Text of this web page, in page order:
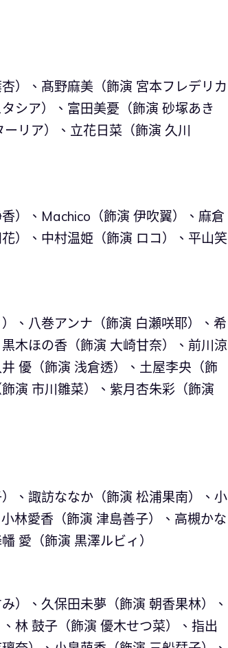
）、髙野麻美（飾演 宮本フレデリカ
シア）、富田美憂（飾演 砂塚あき
リア）、立花日菜（飾演 久川
）、Machico（飾演 伊吹翼）、麻倉
）、中村温姫（飾演 ロコ）、平山笑
、八巻アンナ（飾演 白瀬咲耶）、希
木ほの香（飾演 大崎甘奈）、前川涼
優（飾演 浅倉透）、土屋李央（飾
演 市川雛菜）、紫月杏朱彩（飾演
、諏訪ななか（飾演 松浦果南）、小
林愛香（飾演 津島善子）、高槻かな
愛（飾演 黒澤ルビィ）
）、久保田未夢（飾演 朝香果林）、
林 鼓子（飾演 優木せつ菜）、指出